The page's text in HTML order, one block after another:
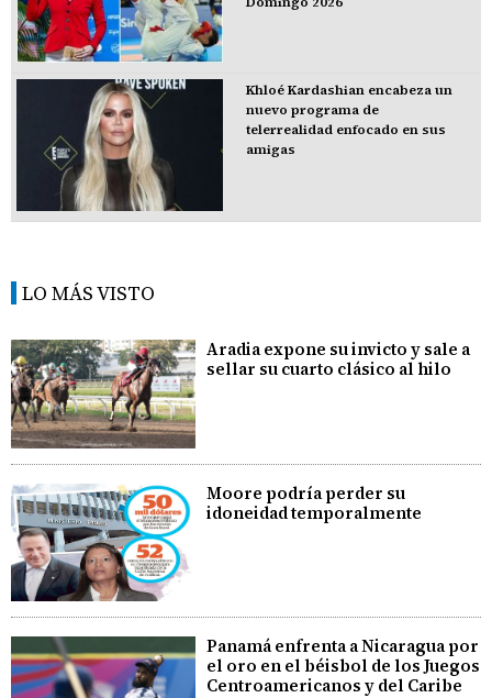
Khloé Kardashian encabeza un
nuevo programa de
telerrealidad enfocado en sus
amigas
LO MÁS VISTO
Aradia expone su invicto y sale a
sellar su cuarto clásico al hilo
Moore podría perder su
idoneidad temporalmente
Panamá enfrenta a Nicaragua por
el oro en el béisbol de los Juegos
Centroamericanos y del Caribe